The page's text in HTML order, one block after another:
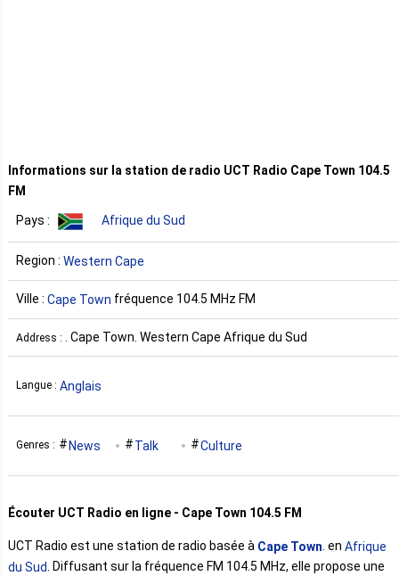
Informations sur la station de radio UCT Radio Cape Town 104.5
FM
Pays : Afrique du Sud
Region : Western Cape
Ville : Cape Town fréquence 104.5 MHz FM
Address : . Cape Town. Western Cape Afrique du Sud
Langue : Anglais
Genres : News Talk Culture
Écouter UCT Radio en ligne - Cape Town 104.5 FM
UCT Radio est une station de radio basée à Cape Town . en Afrique
du Sud. Diffusant sur la fréquence FM 104.5 MHz, elle propose une